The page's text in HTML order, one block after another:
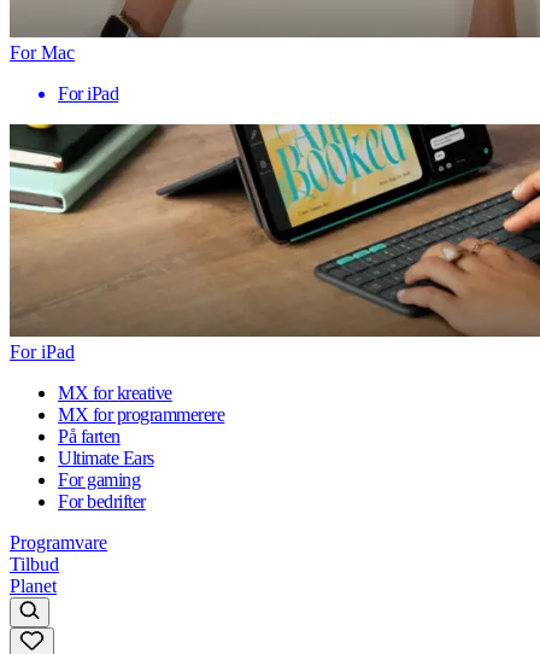
For Mac
For iPad
For iPad
MX for kreative
MX for programmerere
På farten
Ultimate Ears
For gaming
For bedrifter
Programvare
Tilbud
Planet